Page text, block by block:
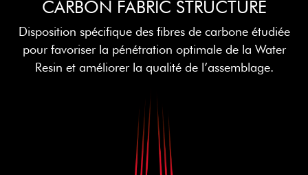
CARBON FABRIC STRUCTURE
Disposition spécifique des fibres de carbone étudiée
pour favoriser la pénétration optimale de la Water
Resin et améliorer la qualité de l’assemblage.